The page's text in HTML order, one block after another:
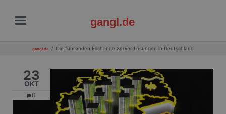
gangl.de
gangl.de Die führenden Exchange Server Lösungen in Deutschland
23
OKT
0